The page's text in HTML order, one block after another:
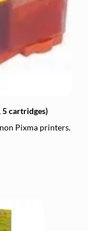
5 cartridges)
Pixma printers.